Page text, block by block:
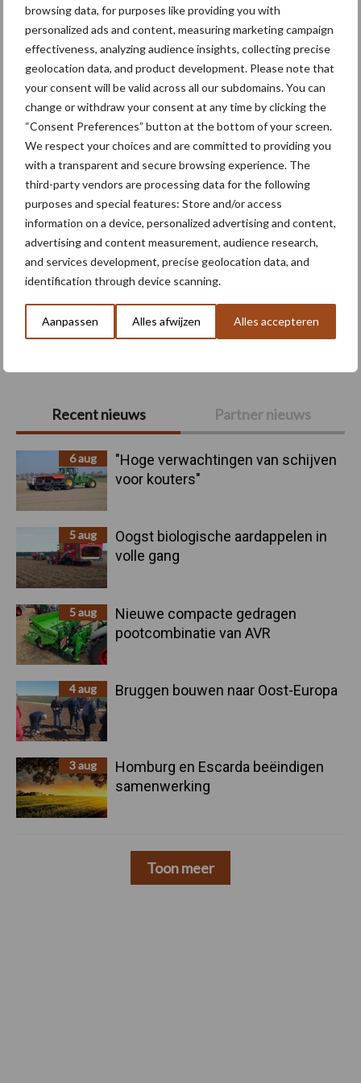
browsing data, for purposes like providing you with
personalized ads and content, measuring marketing campaign
effectiveness, analyzing audience insights, collecting precise
geolocation data, and product development. Please note that
your consent will be valid across all our subdomains. You can
change or withdraw your consent at any time by clicking the
“Consent Preferences” button at the bottom of your screen.
We respect your choices and are committed to providing you
with a transparent and secure browsing experience. The
third-party vendors are processing data for the following
purposes and special features: Store and/or access
information on a device, personalized advertising and content,
advertising and content measurement, audience research,
and services development, precise geolocation data, and
identification through device scanning.
Aanpassen Alles afwijzen Alles accepteren
Primaire
Sidebar
Recent nieuws Partner nieuws
6 aug
"Hoge verwachtingen van schijven
voor kouters"
5 aug
Oogst biologische aardappelen in
volle gang
5 aug
Nieuwe compacte gedragen
pootcombinatie van AVR
4 aug Bruggen bouwen naar Oost-Europa
3 aug
Homburg en Escarda beëindigen
samenwerking
Toon meer
bekend
Themapagina's
Machines Duurzaamheid
Kunstmeststrooier Pootmachine
Toon meer